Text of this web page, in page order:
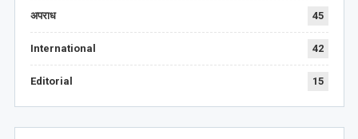
अपराध 45
International 42
Editorial 15